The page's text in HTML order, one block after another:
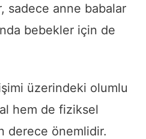
sadece anne babalar
bebekler için de
üzerindeki olumlu
hem de fiziksel
derece önemlidir.